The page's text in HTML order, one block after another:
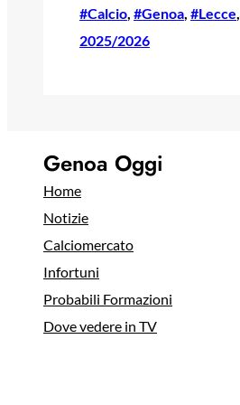
#Calcio, #Genoa, #Lecce,
2025/2026
Genoa Oggi
Home
Notizie
Calciomercato
Infortuni
Probabili Formazioni
Dove vedere in TV